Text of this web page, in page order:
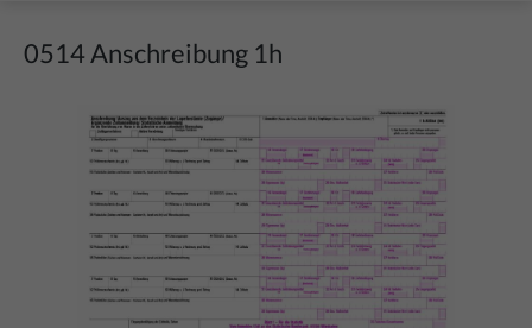
0514 Anschreibung 1h
Bildergalerie überspringen